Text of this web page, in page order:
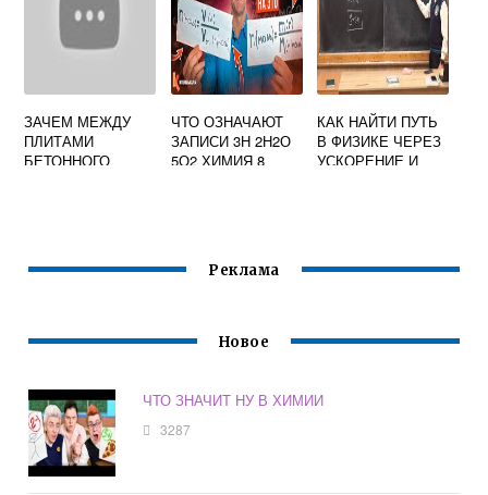
ЗАЧЕМ МЕЖДУ
ПЛИТАМИ
БЕТОННОГО
ЧТО ОЗНАЧАЮТ
ЗАПИСИ 3Н 2Н2О
5О2 ХИМИЯ 8
КАК НАЙТИ ПУТЬ
В ФИЗИКЕ ЧЕРЕЗ
УСКОРЕНИЕ И
Реклама
Новое
ЧТО ЗНАЧИТ НУ В ХИМИИ
3287